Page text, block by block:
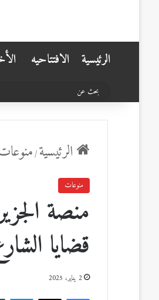
الرئيسية الافتتاحيه
الرئيسية/
منوعات
منصة
قضايا
2 يناير، 2025